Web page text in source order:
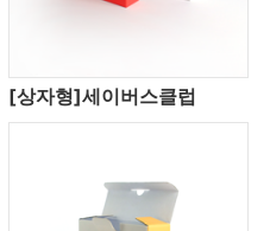
[상자형]세이버스클럽